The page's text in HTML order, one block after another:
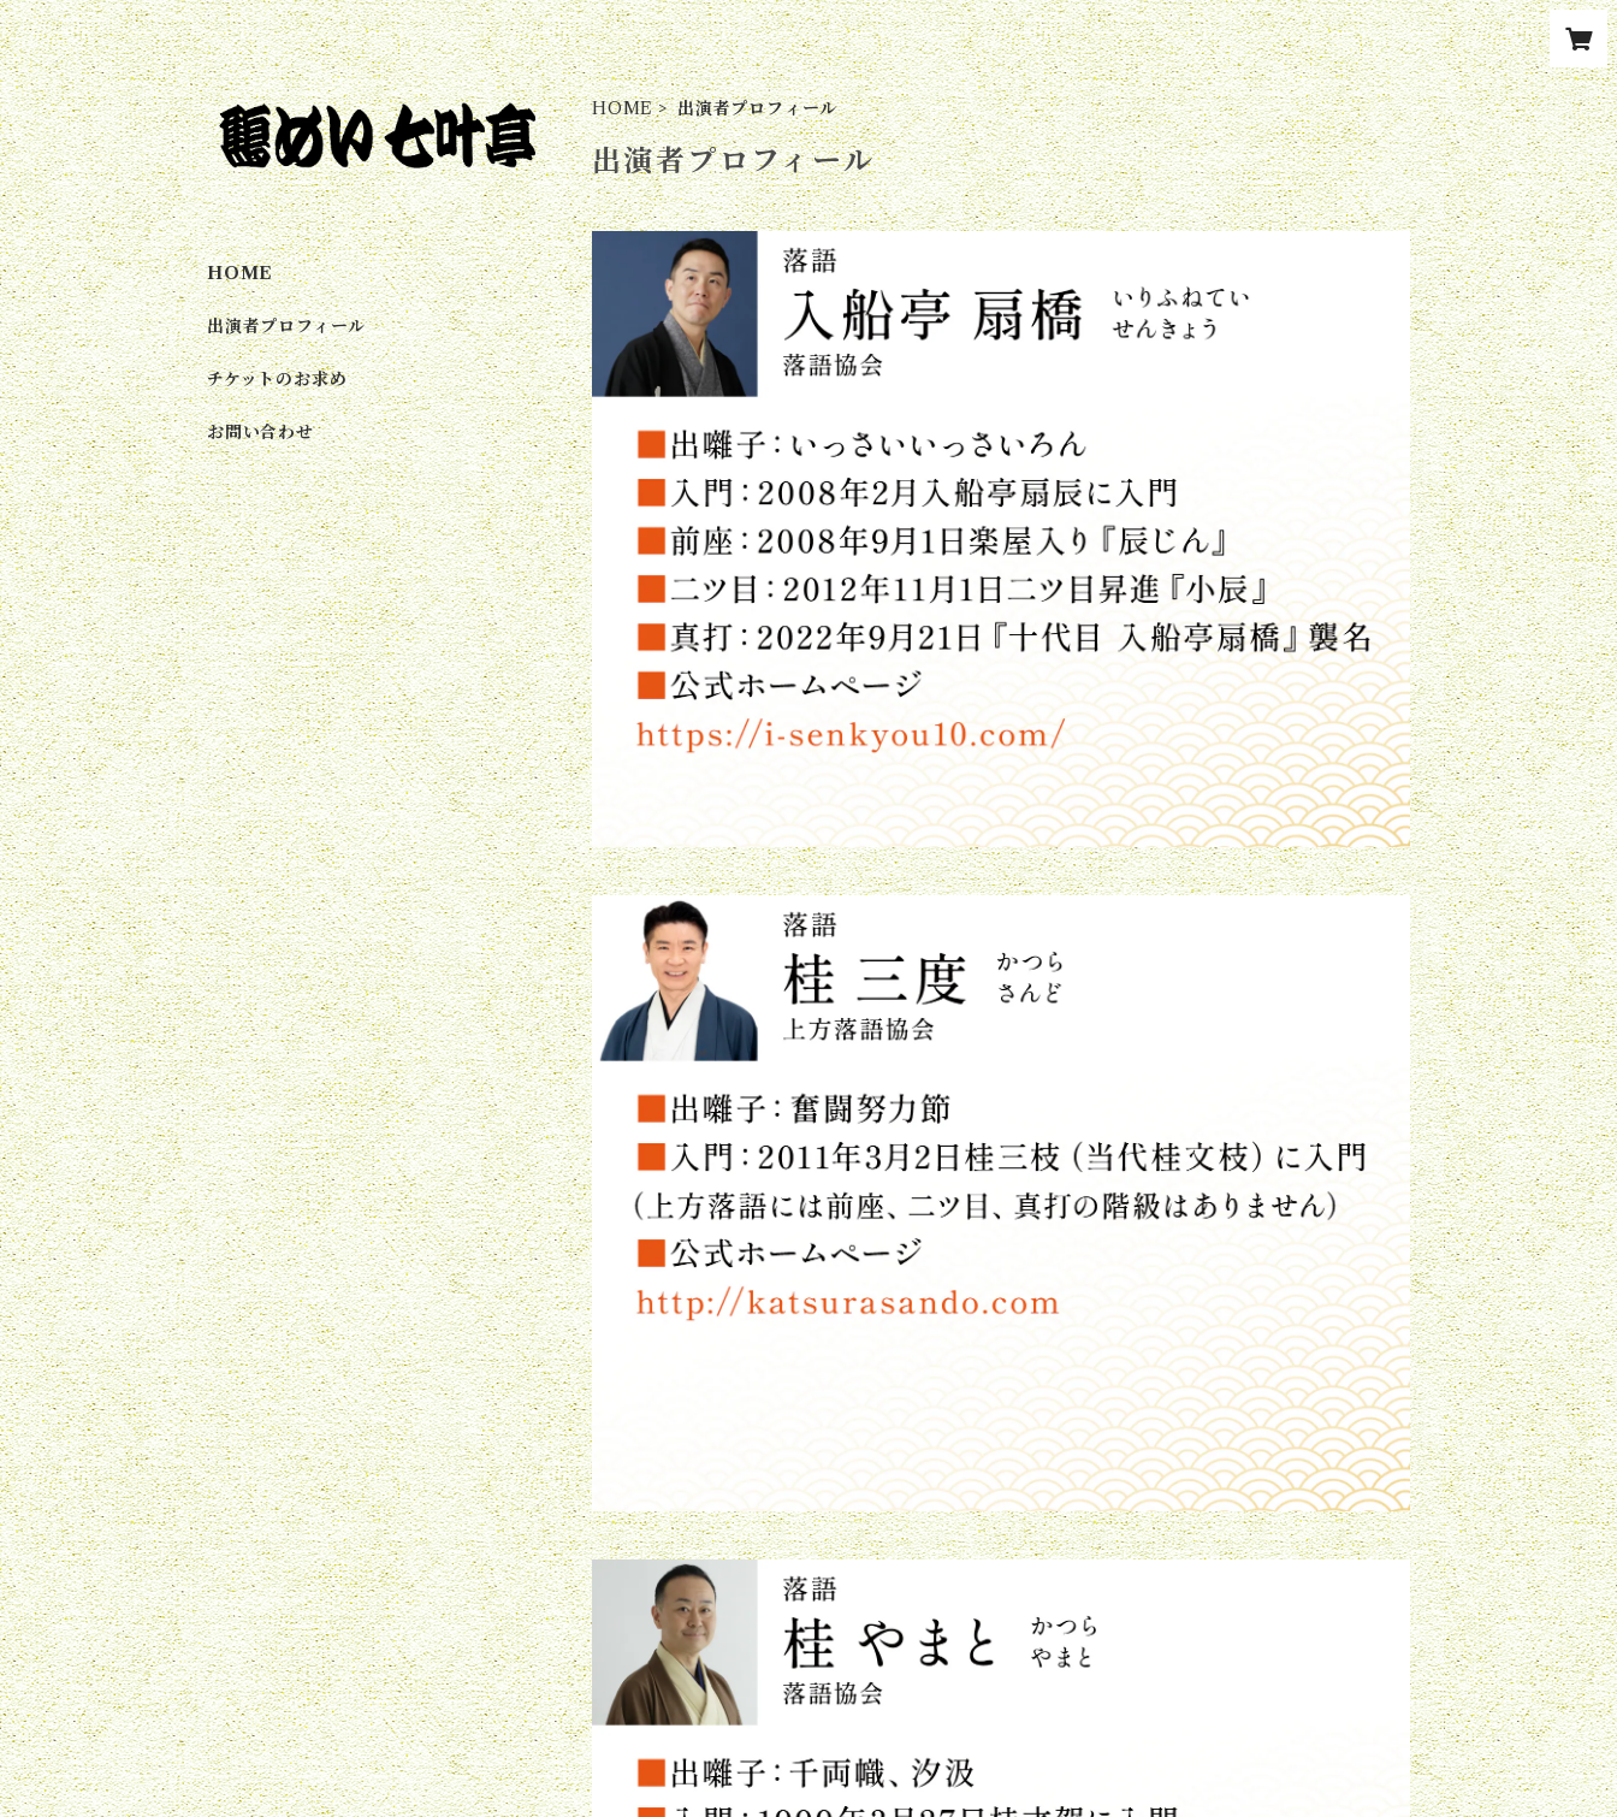
HOME 出演者プロフィール
出演者プロフィール
HOME
出演者プロフィール
チケットのお求め
お問い合わせ